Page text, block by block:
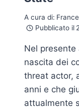
A cura di:
Pubblicato il
Nel presente
nascita dei
threat actor,
anni e che
attualmente